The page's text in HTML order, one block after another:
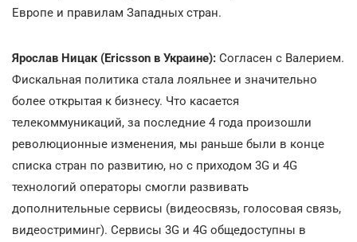
Европе и правилам Западных стран.
Ярослав Ницак (Ericsson в Украине): Согласен с Валерием.
Фискальная политика стала лояльнее и значительно
более открытая к бизнесу. Что касается
телекоммуникаций, за последние 4 года произошли
революционные изменения, мы раньше были в конце
списка стран по развитию, но c приходом 3G и 4G
технологий операторы смогли развивать
дополнительные сервисы (видеосвязь, голосовая связь,
видеостриминг). Cервисы 3G и 4G общедоступны в